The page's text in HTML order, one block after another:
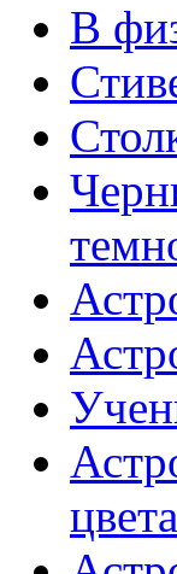
В
цвета